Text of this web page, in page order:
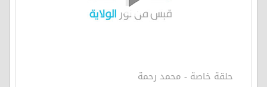
حلقة خاصة - محمد رحمة